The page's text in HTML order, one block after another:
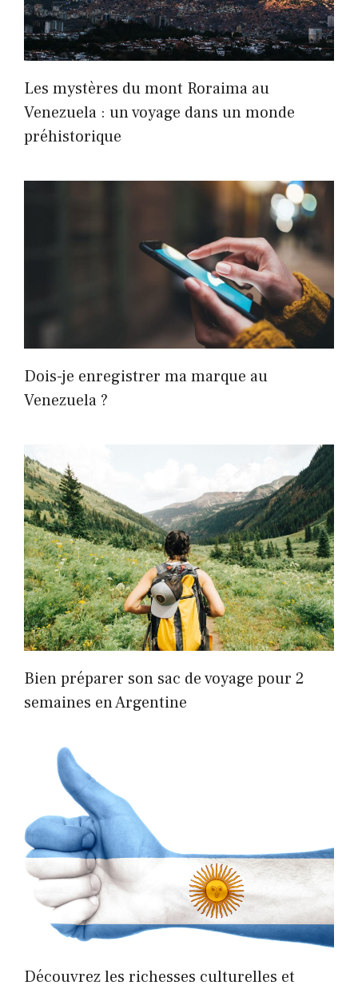
Les mystères du mont Roraima au
Venezuela : un voyage dans un monde
préhistorique
Dois-je enregistrer ma marque au
Venezuela ?
Bien préparer son sac de voyage pour 2
semaines en Argentine
Découvrez les richesses culturelles et